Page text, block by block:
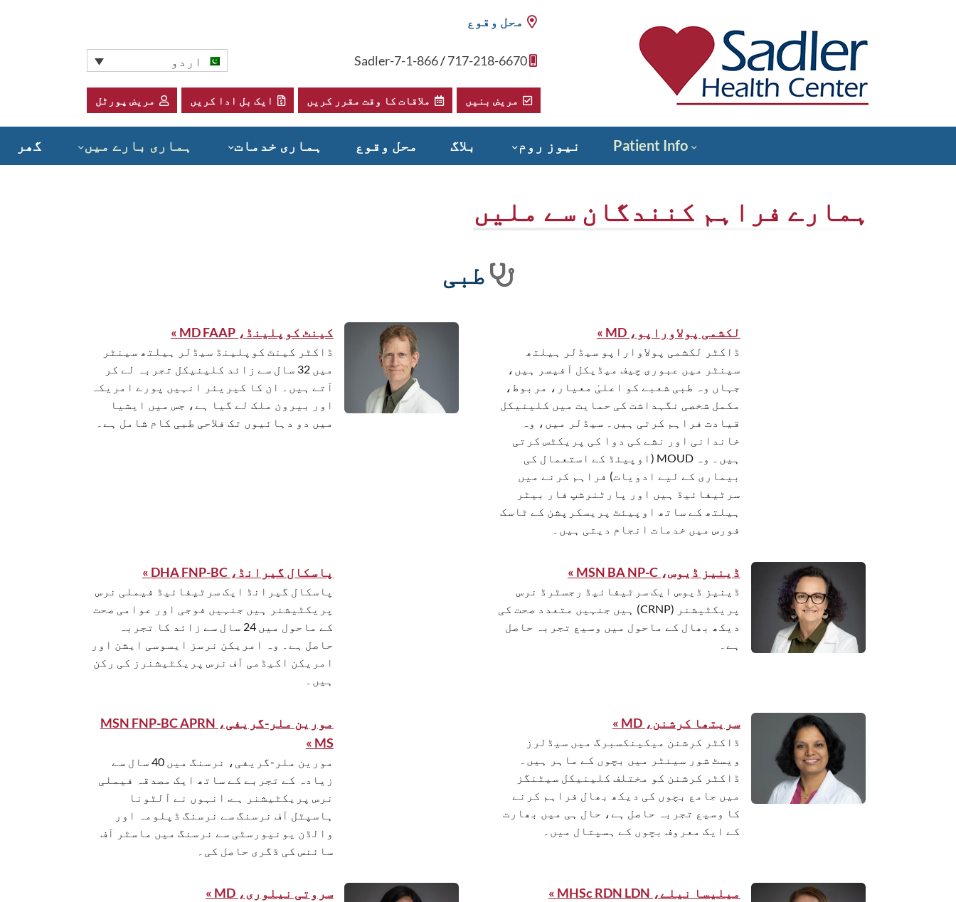
Sadler Health Center
محل وقوع
717-218-6670
/
1-866-Sadler-7 اردو
مریض بنیں ملاقات کا وقت مقرر کریں ایک بل ادا کریں مریض پورٹل
گھر ہماری بارے ميں ہماری خدمات محل وقوع بلاگ نیوز روم Patient Info
ہمارے فراہم کنندگان سے ملیں
طبی
لکشمی پولاوراپو، MD »
ڈاکٹر لکشمی پولاواراپو سیڈلر ہیلتھ
سینٹر میں عبوری چیف میڈیکل آفیسر ہیں،
جہاں وہ طبی شعبے کو اعلیٰ معیار، مربوط،
مکمل شخصی نگہداشت کی حمایت میں کلینیکل
قیادت فراہم کرتی ہیں۔ سیڈلر میں، وہ
خاندانی اور نشے کی دوا کی پریکٹس کرتی
ہیں۔ وہ MOUD (اوپیئڈ کے استعمال کی
بیماری کے لیے ادویات) فراہم کرنے میں
سرٹیفائیڈ ہیں اور پارٹنرشپ فار بیٹر
ہیلتھ کے ساتھ اوپیئٹ پریسکرپشن کے ٹاسک
فورس میں خدمات انجام دیتی ہیں۔
کینٹ کوپلینڈ، MD FAAP »
ڈاکٹر کینٹ کوپلینڈ سیڈلر ہیلتھ سینٹر
میں 32 سال سے زائد کلینیکل تجربہ لے کر
آتے ہیں۔ ان کا کیریئر انہیں پورے امریکہ
اور بیرون ملک لے گیا ہے، جس میں ایشیا
میں دو دہائیوں تک فلاحی طبی کام شامل ہے۔
ڈینیز ڈیوس، MSN BA NP-C »
ڈینیز ڈیوس ایک سرٹیفائیڈ رجسٹرڈ نرس
پریکٹیشنر (CRNP) ہیں جنہیں متعدد صحت کی
دیکھ بھال کے ماحول میں وسیع تجربہ حاصل
ہے۔
پاسکال گیرانڈ، DHA FNP-BC »
پاسکال گیرانڈ ایک سرٹیفائیڈ فیملی نرس
پریکٹیشنر ہیں جنہیں فوجی اور عوامی صحت
کے ماحول میں 24 سال سے زائد کا تجربہ
حاصل ہے۔ وہ امریکن نرسز ایسوسی ایشن اور
امریکن اکیڈمی آف نرس پریکٹیشنرز کی رکن
ہیں۔
سریتھا کرشنن، MD »
ڈاکٹر کرشنن میکینکسبرگ میں سیڈلرز
ویسٹ شور سینٹر میں بچوں کے ماہر ہیں۔
ڈاکٹر کرشنن کو مختلف کلینیکل سیٹنگز
میں جامع بچوں کی دیکھ بھال فراہم کرنے
کا وسیع تجربہ حاصل ہے، حال ہی میں بھارت
کے ایک معروف بچوں کے ہسپتال میں۔
مورین ملر-گریفی، MSN FNP-BC APRN
MS »
مورین ملر-گریفی، نرسنگ میں 40 سال سے
زیادہ کے تجربے کے ساتھ ایک مصدقہ فیملی
نرس پریکٹیشنر ہے. انہوں نے آلٹونا
ہاسپٹل آف نرسنگ سے نرسنگ ڈپلومہ اور
والڈن یونیورسٹی سے نرسنگ میں ماسٹر آف
سائنس کی ڈگری حاصل کی۔
میلیسا نیلے، MHSc RDN LDN » سروتی نیلوری، MD »